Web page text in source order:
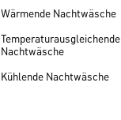
Wärmende Nachtwäsche
Temperaturausgleichende
Nachtwäsche
Kühlende Nachtwäsche